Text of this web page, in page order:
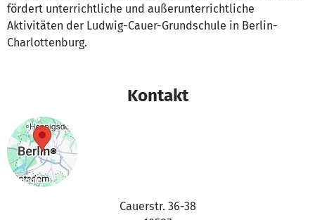
fördert unterrichtliche und außerunterrichtliche
Aktivitäten der Ludwig-Cauer-Grundschule in Berlin-
Charlottenburg.
Kontakt
Cauerstr. 36-38